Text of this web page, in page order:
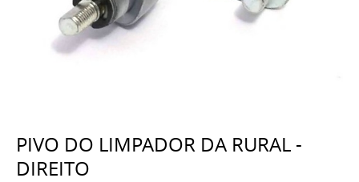
PIVO DO LIMPADOR DA RURAL -
DIREITO